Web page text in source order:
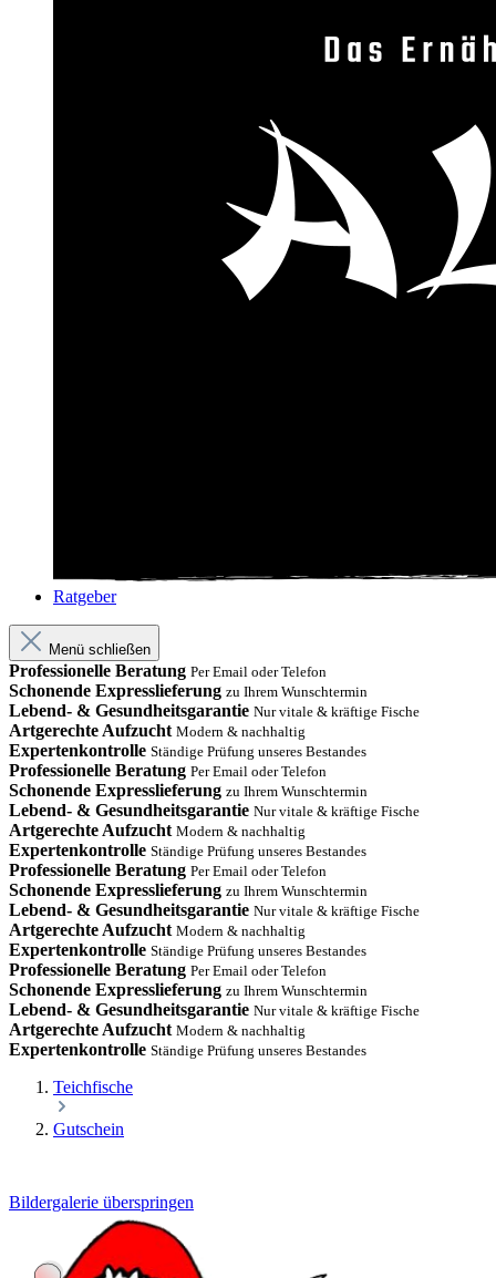
Ratgeber
Menü schließen
Professionelle Beratung Per Email oder Telefon
Schonende Expresslieferung zu Ihrem Wunschtermin
Lebend- & Gesundheitsgarantie Nur vitale & kräftige Fische
Artgerechte Aufzucht Modern & nachhaltig
Expertenkontrolle Ständige Prüfung unseres Bestandes
Professionelle Beratung Per Email oder Telefon
Schonende Expresslieferung zu Ihrem Wunschtermin
Lebend- & Gesundheitsgarantie Nur vitale & kräftige Fische
Artgerechte Aufzucht Modern & nachhaltig
Expertenkontrolle Ständige Prüfung unseres Bestandes
Professionelle Beratung Per Email oder Telefon
Schonende Expresslieferung zu Ihrem Wunschtermin
Lebend- & Gesundheitsgarantie Nur vitale & kräftige Fische
Artgerechte Aufzucht Modern & nachhaltig
Expertenkontrolle Ständige Prüfung unseres Bestandes
Professionelle Beratung Per Email oder Telefon
Schonende Expresslieferung zu Ihrem Wunschtermin
Lebend- & Gesundheitsgarantie Nur vitale & kräftige Fische
Artgerechte Aufzucht Modern & nachhaltig
Expertenkontrolle Ständige Prüfung unseres Bestandes
Teichfische
Gutschein
Bildergalerie überspringen